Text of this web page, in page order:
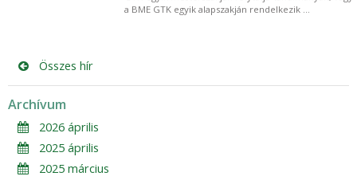
a BME GTK egyik alapszakján rendelkezik ...
Összes hír
Archívum
2026 április
2025 április
2025 március